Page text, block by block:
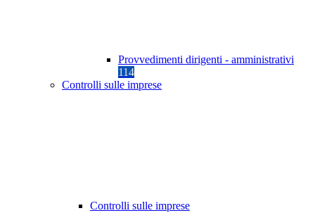
Provvedimenti dirigenti - amministrativi
114
Controlli sulle imprese
Controlli sulle imprese